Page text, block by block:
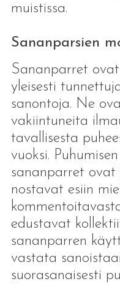
muistissa.
Sananparsien
Sananparret ovat
yleisesti
sanontoja. Ne
vakiintuneita
tavallisesta
vuoksi.
sananparret ovat
nostavat esiin
edustavat
sananparren
vastata
suorasanaisesti